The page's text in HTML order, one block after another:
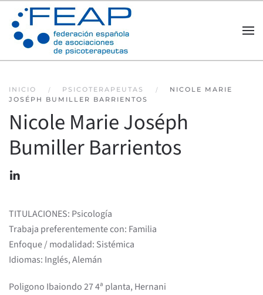
Skip to main content
INICIO PSICOTERAPEUTAS
NICOLE MARIE
JOSÉPH BUMILLER BARRIENTOS
Nicole Marie Joséph
Bumiller Barrientos
TITULACIONES: Psicología
Trabaja preferentemente con: Familia
Enfoque / modalidad: Sistémica
Idiomas: Inglés, Alemán
Poligono Ibaiondo 27 4ª planta, Hernani